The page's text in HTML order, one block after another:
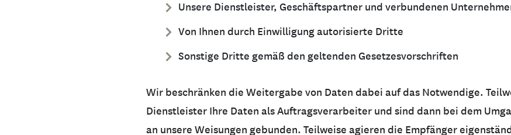
Unsere Dienstleister, Geschäftspartner und verbundenen
Von Ihnen durch Einwilligung autorisierte Dritte
Sonstige Dritte gemäß den geltenden Gesetzesvorschriften
Wir beschränken die Weitergabe von Daten dabei auf das Notwendige.
Dienstleister Ihre Daten als Auftragsverarbeiter und sind dann bei dem
an unsere Weisungen gebunden. Teilweise agieren die Empfänger